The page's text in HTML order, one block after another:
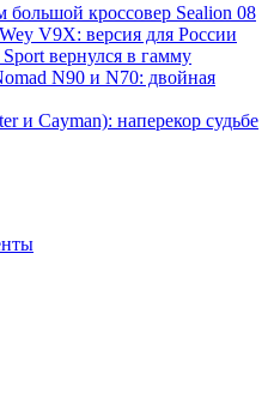
кроссовер Sealion 08
V9X: версия для России
вернулся в гамму
N90 и N70: двойная
и Cayman): наперекор судьбе